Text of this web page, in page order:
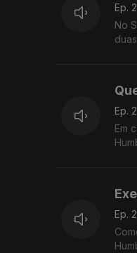
Ep.
No
Ep.
Em
Ep.